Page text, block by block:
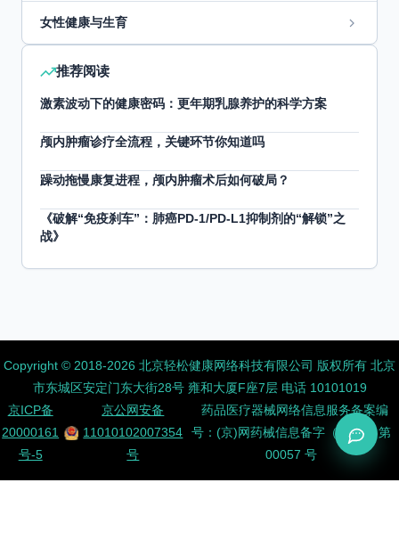
女性健康与生育
推荐阅读
激素波动下的健康密码：更年期乳腺养护的科学方案
颅内肿瘤诊疗全流程，关键环节你知道吗
躁动拖慢康复进程，颅内肿瘤术后如何破局？
《破解“免疫刹车”：肺癌PD-1/PD-L1抑制剂的“解锁”之
战》
Copyright ©️ 2018-2026 北京轻松健康网络科技有限公司 版权所有 北京
市东城区安定门东大街28号 雍和大厦F座7层 电话 10101019
京ICP备
20000161
号-5
京公网安备
11010102007354
号
药品医疗器械网络信息服务备案编
号：(京)网药械信息备字（2026）第
00057 号